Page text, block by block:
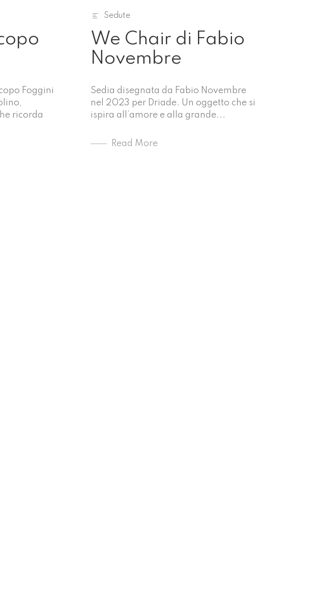
Foggini
ricorda
Sedute
We Chair di Fabio
Novembre
Sedia disegnata da Fabio Novembre
nel 2023 per Driade. Un oggetto che si
ispira all’amore e alla grande...
Read More